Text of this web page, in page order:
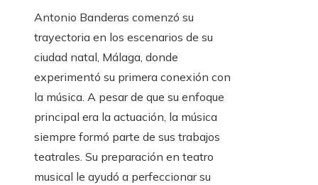
Antonio Banderas comenzó su
trayectoria en los escenarios de su
ciudad natal, Málaga, donde
experimentó su primera conexión con
la música. A pesar de que su enfoque
principal era la actuación, la música
siempre formó parte de sus trabajos
teatrales. Su preparación en teatro
musical le ayudó a perfeccionar su